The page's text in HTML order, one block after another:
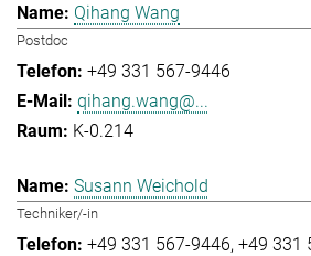
Qihang Wang
Postdoc
+49 331 567-9446
qihang.wang@...
K-0.214
Susann Weichold
Techniker/-in
+49 331 567-9446 +49 331